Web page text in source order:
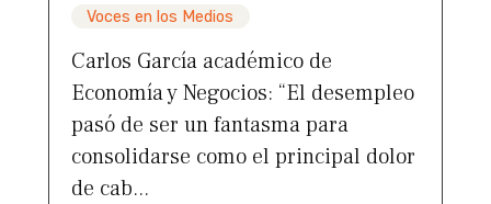
Voces en los Medios
Carlos García académico de
Economía y Negocios: “El desempleo
pasó de ser un fantasma para
consolidarse como el principal dolor
de cab...